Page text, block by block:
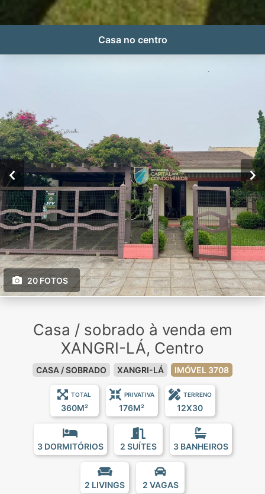
Casa no centro
20 FOTOS
Casa / sobrado à venda em
XANGRI-LÁ, Centro
CASA / SOBRADO XANGRI-LÁ IMÓVEL 3708
TOTAL
360M²
PRIVATIVA
176M²
TERRENO
12X30
3 DORMITÓRIOS 2 SUÍTES 3 BANHEIROS
2 LIVINGS 2 VAGAS